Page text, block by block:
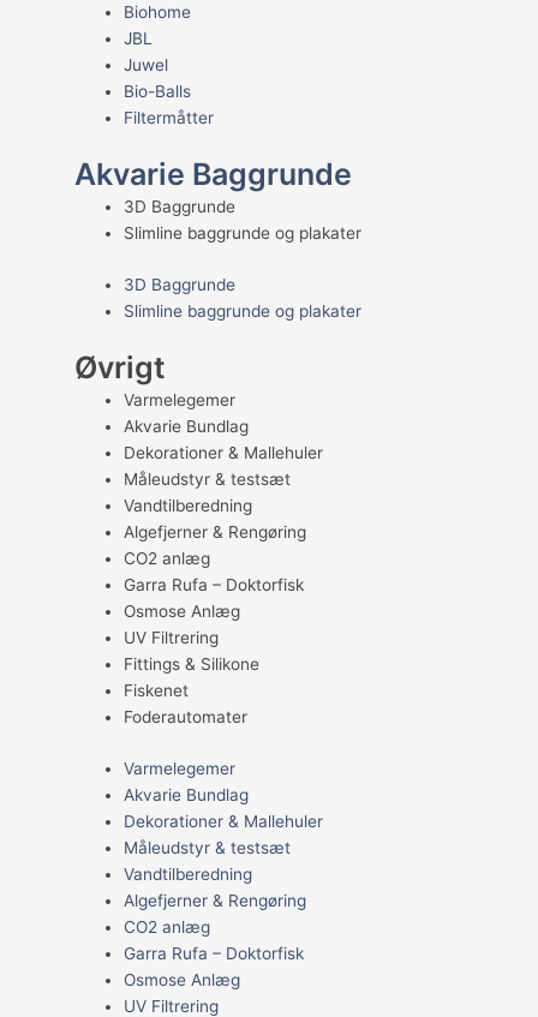
Biohome
JBL
Juwel
Bio-Balls
Filtermåtter
Akvarie Baggrunde
3D Baggrunde
Slimline baggrunde og plakater
3D Baggrunde
Slimline baggrunde og plakater
Øvrigt
Varmelegemer
Akvarie Bundlag
Dekorationer & Mallehuler
Måleudstyr & testsæt
Vandtilberedning
Algefjerner & Rengøring
CO2 anlæg
Garra Rufa – Doktorfisk
Osmose Anlæg
UV Filtrering
Fittings & Silikone
Fiskenet
Foderautomater
Varmelegemer
Akvarie Bundlag
Dekorationer & Mallehuler
Måleudstyr & testsæt
Vandtilberedning
Algefjerner & Rengøring
CO2 anlæg
Garra Rufa – Doktorfisk
Osmose Anlæg
UV Filtrering